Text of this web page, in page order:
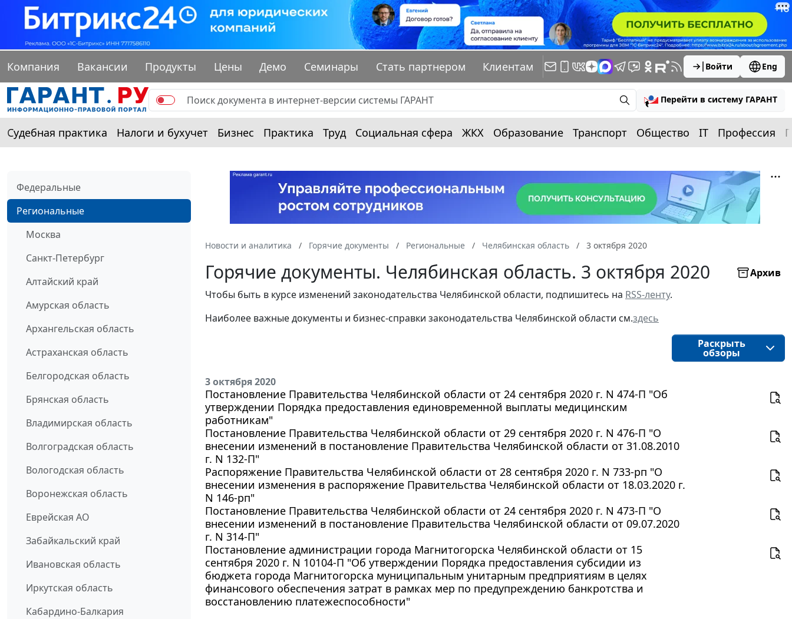
Компания Вакансии Продукты Цены Демо Семинары Стать партнером Клиентам Войти Eng
Перейти в систему ГАРАНТ
Судебная практика Налоги и бухучет Бизнес Практика Труд Социальная сфера ЖКХ Образование Транспорт Общество IT Профессия
Федеральные
Региональные
Москва
Санкт-Петербург
Алтайский край
Амурская область
Архангельская область
Астраханская область
Белгородская область
Брянская область
Владимирская область
Волгоградская область
Вологодская область
Воронежская область
Еврейская АО
Забайкальский край
Ивановская область
Иркутская область
Кабардино-Балкария
Новости и аналитика Горячие документы Региональные Челябинская область 3 октября 2020
Горячие документы. Челябинская область. 3 октября 2020
Архив
Чтобы быть в курсе изменений законодательства Челябинской области, подпишитесь на RSS-ленту.
Наиболее важные документы и бизнес-справки законодательства Челябинской области см.здесь
Раскрыть
обзоры
3 октября 2020
Постановление Правительства Челябинской области от 24 сентября 2020 г. N 474-П "Об
утверждении Порядка предоставления единовременной выплаты медицинским
работникам"
Постановление Правительства Челябинской области от 29 сентября 2020 г. N 476-П "О
внесении изменений в постановление Правительства Челябинской области от 31.08.2010
г. N 132-П"
Распоряжение Правительства Челябинской области от 28 сентября 2020 г. N 733-рп "О
внесении изменения в распоряжение Правительства Челябинской области от 18.03.2020 г.
N 146-рп"
Постановление Правительства Челябинской области от 24 сентября 2020 г. N 473-П "О
внесении изменений в постановление Правительства Челябинской области от 09.07.2020
г. N 314-П"
Постановление администрации города Магнитогорска Челябинской области от 15
сентября 2020 г. N 10104-П "Об утверждении Порядка предоставления субсидии из
бюджета города Магнитогорска муниципальным унитарным предприятиям в целях
финансового обеспечения затрат в рамках мер по предупреждению банкротства и
восстановлению платежеспособности"